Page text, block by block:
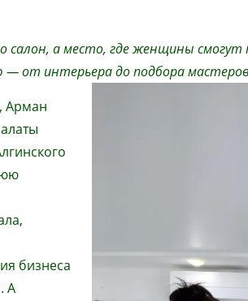
а место, где женщины смогут
—от интерьера до подбора мастеров
Арман
бизнеса
А